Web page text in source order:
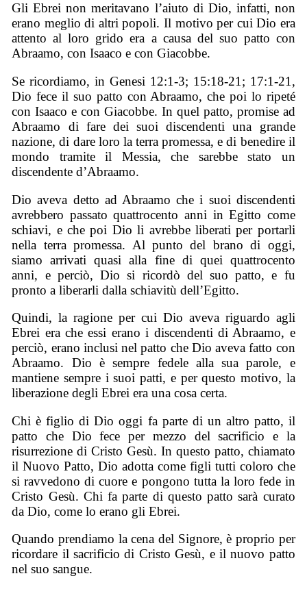
Gli Ebrei non meritavano l’aiuto di Dio, infatti, non
erano meglio di altri popoli. Il motivo per cui Dio era
attento al loro grido era a causa del suo patto con
Abraamo, con Isaaco e con Giacobbe.
Se ricordiamo, in Genesi 12:1-3; 15:18-21; 17:1-21,
Dio fece il suo patto con Abraamo, che poi lo ripeté
con Isaaco e con Giacobbe. In quel patto, promise ad
Abraamo di fare dei suoi discendenti una grande
nazione, di dare loro la terra promessa, e di benedire il
mondo tramite il Messia, che sarebbe stato un
discendente d’Abraamo.
Dio aveva detto ad Abraamo che i suoi discendenti
avrebbero passato quattrocento anni in Egitto come
schiavi, e che poi Dio li avrebbe liberati per portarli
nella terra promessa. Al punto del brano di oggi,
siamo arrivati quasi alla fine di quei quattrocento
anni, e perciò, Dio si ricordò del suo patto, e fu
pronto a liberarli dalla schiavitù dell’Egitto.
Quindi, la ragione per cui Dio aveva riguardo agli
Ebrei era che essi erano i discendenti di Abraamo, e
perciò, erano inclusi nel patto che Dio aveva fatto con
Abraamo. Dio è sempre fedele alla sua parole, e
mantiene sempre i suoi patti, e per questo motivo, la
liberazione degli Ebrei era una cosa certa.
Chi è figlio di Dio oggi fa parte di un altro patto, il
patto che Dio fece per mezzo del sacrificio e la
risurrezione di Cristo Gesù. In questo patto, chiamato
il Nuovo Patto, Dio adotta come figli tutti coloro che
si ravvedono di cuore e pongono tutta la loro fede in
Cristo Gesù. Chi fa parte di questo patto sarà curato
da Dio, come lo erano gli Ebrei.
Quando prendiamo la cena del Signore, è proprio per
ricordare il sacrificio di Cristo Gesù, e il nuovo patto
nel suo sangue.